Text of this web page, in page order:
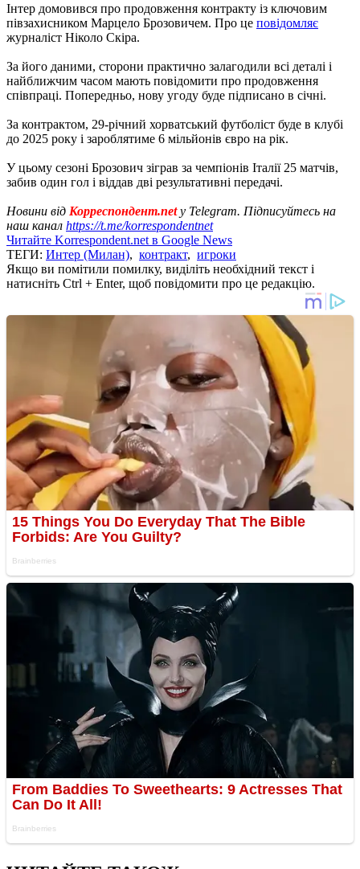
Інтер домовився про продовження контракту із ключовим
півзахисником Марцело Брозовичем. Про це повідомляє
журналіст Ніколо Скіра.
За його даними, сторони практично залагодили всі деталі і
найближчим часом мають повідомити про продовження
співпраці. Попередньо, нову угоду буде підписано в січні.
За контрактом, 29-річний хорватський футболіст буде в клубі
до 2025 року і зароблятиме 6 мільйонів євро на рік.
У цьому сезоні Брозович зіграв за чемпіонів Італії 25 матчів,
забив один гол і віддав дві результативні передачі.
Новини від Корреспондент.netу Telegram. Підписуйтесь на
наш канал https://t.me/korrespondentnet
Читайте Korrespondent.net в Google News
ТЕГИ: Интер (Милан), контракт, игроки
Якщо ви помітили помилку, виділіть необхідний текст і
натисніть Ctrl + Enter, щоб повідомити про це редакцію.